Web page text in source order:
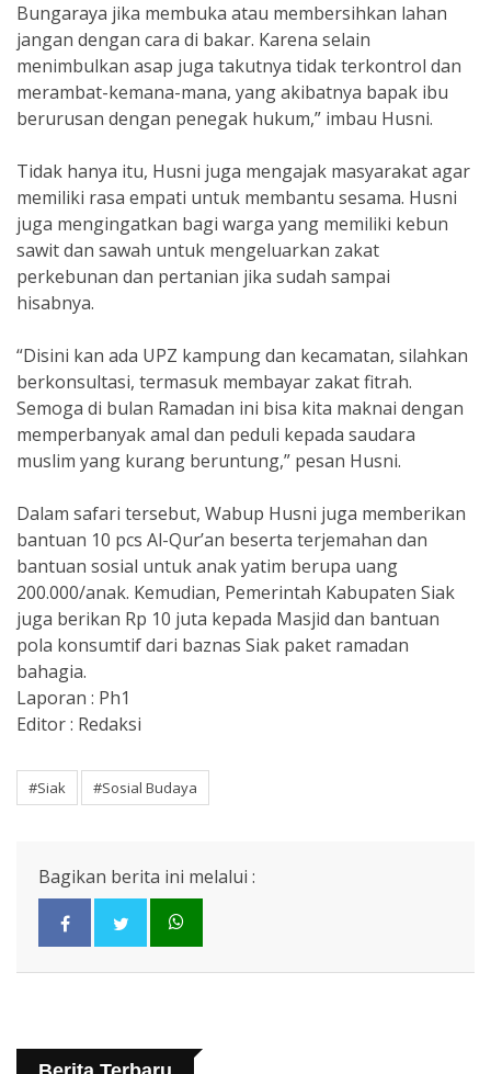
Bungaraya jika membuka atau membersihkan lahan
jangan dengan cara di bakar. Karena selain
menimbulkan asap juga takutnya tidak terkontrol dan
merambat-kemana-mana, yang akibatnya bapak ibu
berurusan dengan penegak hukum,” imbau Husni.
Tidak hanya itu, Husni juga mengajak masyarakat agar
memiliki rasa empati untuk membantu sesama. Husni
juga mengingatkan bagi warga yang memiliki kebun
sawit dan sawah untuk mengeluarkan zakat
perkebunan dan pertanian jika sudah sampai
hisabnya.
“Disini kan ada UPZ kampung dan kecamatan, silahkan
berkonsultasi, termasuk membayar zakat fitrah.
Semoga di bulan Ramadan ini bisa kita maknai dengan
memperbanyak amal dan peduli kepada saudara
muslim yang kurang beruntung,” pesan Husni.
Dalam safari tersebut, Wabup Husni juga memberikan
bantuan 10 pcs Al-Qur’an beserta terjemahan dan
bantuan sosial untuk anak yatim berupa uang
200.000/anak. Kemudian, Pemerintah Kabupaten Siak
juga berikan Rp 10 juta kepada Masjid dan bantuan
pola konsumtif dari baznas Siak paket ramadan
bahagia.
Laporan : Ph1
Editor : Redaksi
#Siak #Sosial Budaya
Bagikan berita ini melalui :